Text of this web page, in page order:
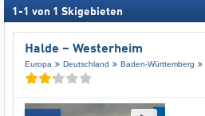
1 -1 von 1 Skigebieten
Halde – Westerheim
Europa Deutschland Baden-Württemberg